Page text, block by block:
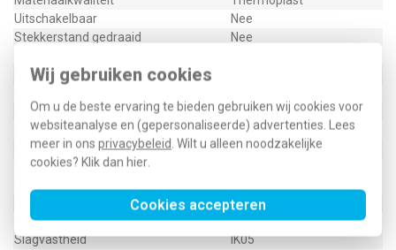
Wij gebruiken cookies
Om u de beste ervaring te bieden gebruiken wij cookies voor
websiteanalyse en (gepersonaliseerde) advertenties. Lees
meer in ons privacybeleid . Wilt u alleen noodzakelijke
cookies? Klik dan hier
Cookies accepteren
Uitschakelbaar
Nee
Stekkerstand gedraaid
Nee
Foutstroombeveiliging
Geïsoleerde montage
Ja
Materiaal
Kunststof
Bevestigingswijze
Klauw-/schroefbevestiging
Voor "verzwarende omstandigheden"
Geen
RAL-nummer (vergelijkbaar)
9010
Slagvastheid
IK05